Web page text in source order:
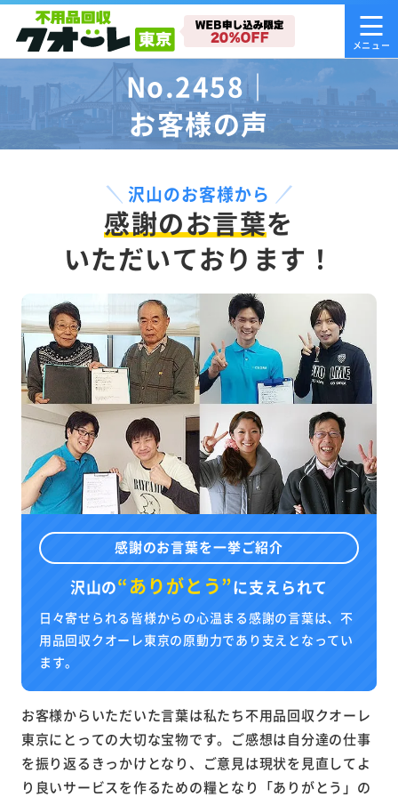
No.2458｜
お客様の声
沢山のお客様から
感謝のお言葉を
いただいております！
感謝のお言葉を一挙ご紹介
沢山の“ありがとう”に支えられて
日々寄せられる皆様からの心温まる感謝の言葉は、不
用品回収クオーレ東京の原動力であり支えとなってい
ます。
お客様からいただいた言葉は私たち不用品回収クオーレ
東京にとっての大切な宝物です。ご感想は自分達の仕事
を振り返るきっかけとなり、ご意見は現状を見直してよ
り良いサービスを作るための糧となり「ありがとう」の